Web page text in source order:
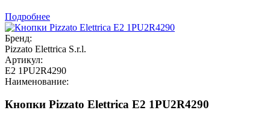
Подробнее
Бренд:
Pizzato Elettrica S.r.l.
Артикул:
E2 1PU2R4290
Наименование:
Кнопки Pizzato Elettrica E2 1PU2R4290